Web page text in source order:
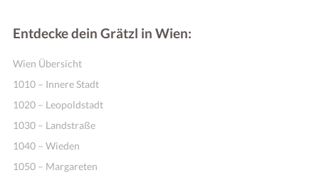
Entdecke dein Grätzl in Wien:
Wien Übersicht
1010 – Innere Stadt
1020 – Leopoldstadt
1030 – Landstraße
1040 – Wieden
1050 – Margareten